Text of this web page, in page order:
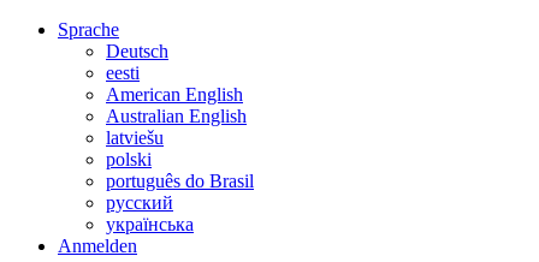
Sprache
Deutsch
eesti
American English
Australian English
latviešu
polski
português do Brasil
русский
українська
Anmelden